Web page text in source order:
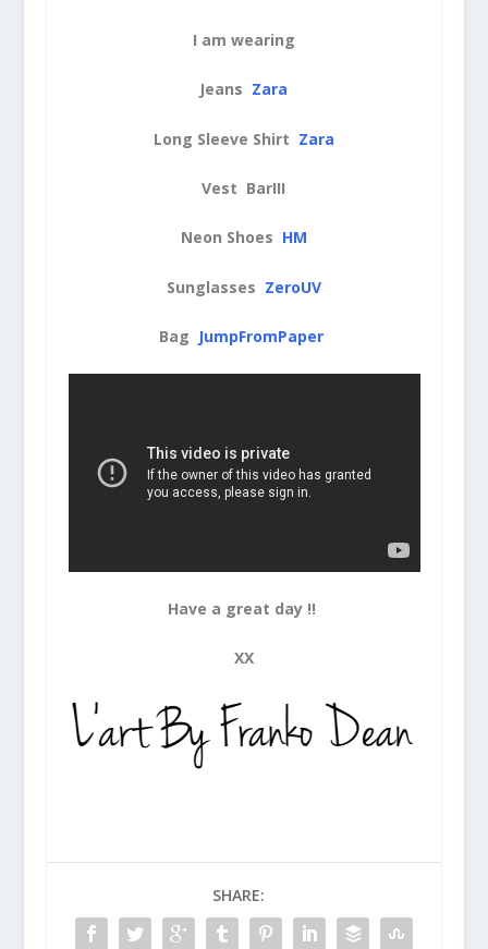
I am wearing
Jeans Zara
Long Sleeve Shirt Zara
Vest BarIII
Neon Shoes HM
Sunglasses ZeroUV
Bag JumpFromPaper
Have a great day !!
XX
SHARE: